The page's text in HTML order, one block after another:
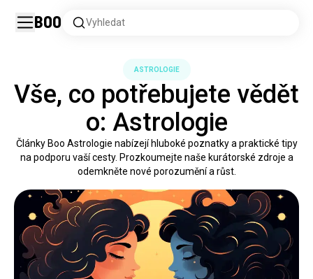
Boo Vyhledat
ASTROLOGIE
Vše, co potřebujete vědět
o: Astrologie
Články Boo Astrologie nabízejí hluboké poznatky a praktické tipy
na podporu vaší cesty. Prozkoumejte naše kurátorské zdroje a
odemkněte nové porozumění a růst.